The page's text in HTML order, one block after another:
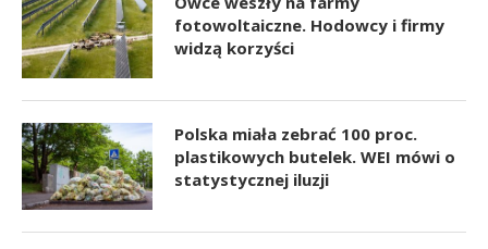
fotowoltaiczne. Hodowcy i firmy
widzą korzyści
Polska miała zebrać 100 proc.
plastikowych butelek. WEI mówi o
statystycznej iluzji